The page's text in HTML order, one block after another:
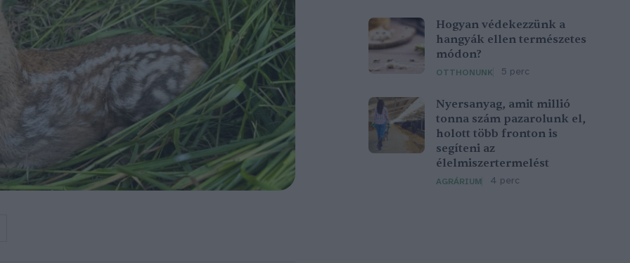
Hogyan védekezzünk a
hangyák ellen természetes
módon?
OTTHONUNK 5 perc
Nyersanyag, amit millió
tonna szám pazarolunk el,
holott több fronton is
segíteni az
élelmiszertermelést
AGRÁRIUM 4 perc